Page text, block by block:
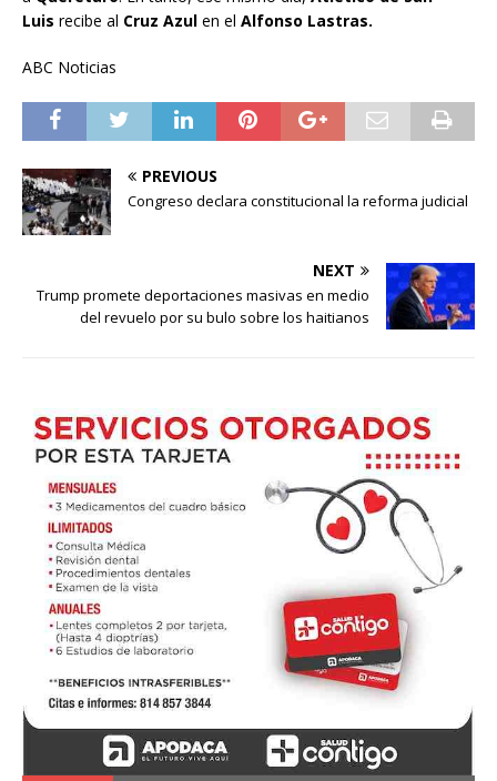
Luis recibe al Cruz Azul en el Alfonso Lastras.
ABC Noticias
PREVIOUS
Congreso declara constitucional la reforma judicial
NEXT
Trump promete deportaciones masivas en medio
del revuelo por su bulo sobre los haitianos